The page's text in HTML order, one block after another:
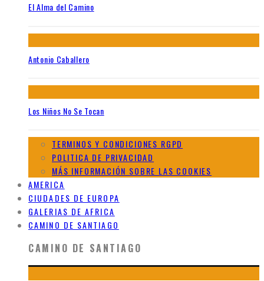
El Alma del Camino
Antonio Caballero
Los Niños No Se Tocan
TERMINOS Y CONDICIONES RGPD
POLITICA DE PRIVACIDAD
MÁS INFORMACIÓN SOBRE LAS COOKIES
AMERICA
CIUDADES DE EUROPA
GALERIAS DE AFRICA
CAMINO DE SANTIAGO
CAMINO DE SANTIAGO